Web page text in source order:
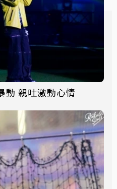
動 親吐激動心情